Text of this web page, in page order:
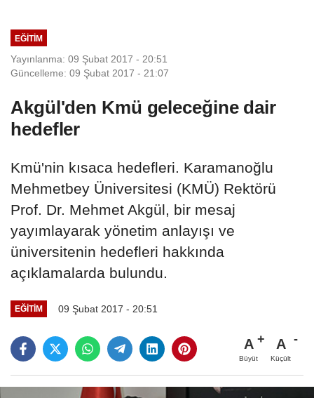
EĞITIM
Yayınlanma: 09 Şubat 2017 - 20:51
Güncelleme: 09 Şubat 2017 - 21:07
Akgül'den Kmü geleceğine dair
hedefler
Kmü'nin kısaca hedefleri. Karamanoğlu
Mehmetbey Üniversitesi (KMÜ) Rektörü
Prof. Dr. Mehmet Akgül, bir mesaj
yayımlayarak yönetim anlayışı ve
üniversitenin hedefleri hakkında
açıklamalarda bulundu.
EĞITIM 09 Şubat 2017 - 20:51
A
Büyüt
A
Küçült